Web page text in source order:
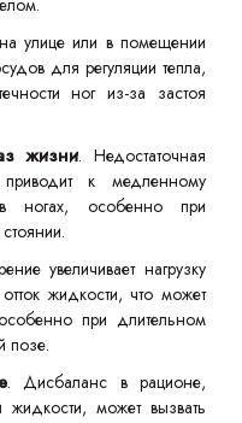
улице или в помещении
для регуляции тепла,
ног из-за застоя
жизни. Недостаточная
приводит к медленному
ногах, особенно при
увеличивает нагрузку
жидкости, что может
при длительном
позе.
. Дисбаланс в рационе,
может вызвать